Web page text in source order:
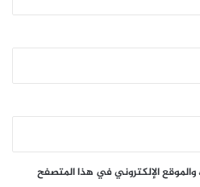
الإلكتروني في هذا المتصفح